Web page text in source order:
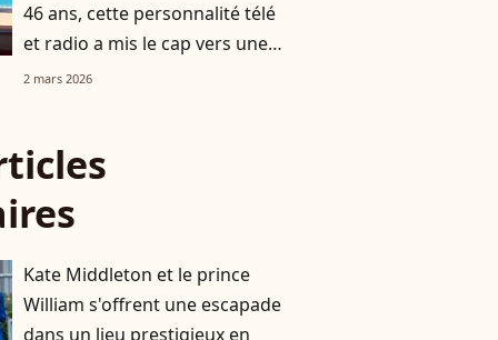
46 ans, cette personnalité télé
et radio a mis le cap vers une
destination chic et prisée
2 mars 2026
Kate Middleton et le prince
William s'offrent une escapade
dans un lieu prestigieux en